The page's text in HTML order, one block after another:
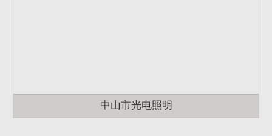
中山市光电照明